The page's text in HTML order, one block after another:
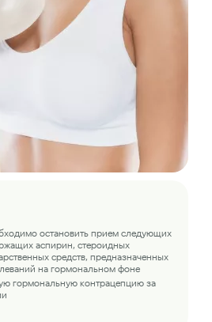
остановить прием следующих
аспирин, стероидных
средств, предназначенных
на гормональном фоне
гормональную контрацепцию за